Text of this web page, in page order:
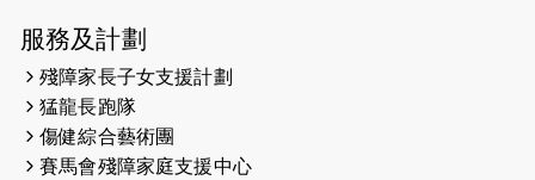
2026-05-14
（19:00開始）
2026-05-07
開始）
服務及計劃
殘障家長子女支援計劃
猛龍長跑隊
傷健綜合藝術團
賽馬會殘障家庭支援中心